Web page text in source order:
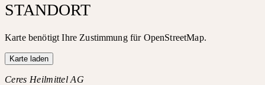
STANDORT
Karte benötigt Ihre Zustimmung für OpenStreetMap.
Karte laden
Ceres Heilmittel AG